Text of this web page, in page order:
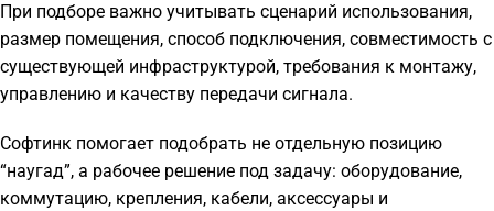
При подборе важно учитывать сценарий использования,
размер помещения, способ подключения, совместимость с
существующей инфраструктурой, требования к монтажу,
управлению и качеству передачи сигнала.
Софтинк помогает подобрать не отдельную позицию
“наугад”, а рабочее решение под задачу: оборудование,
коммутацию, крепления, кабели, аксессуары и